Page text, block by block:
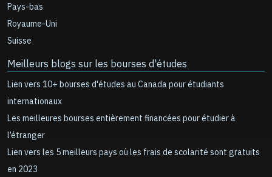
Pays-bas
Royaume-Uni
Suisse
Meilleurs blogs sur les bourses d'études
Lien vers 10+ bourses d'études au Canada pour étudiants
internationaux
Les meilleures bourses entièrement financées pour étudier à
l’étranger
Lien vers les 5 meilleurs pays où les frais de scolarité sont gratuits
en 2023